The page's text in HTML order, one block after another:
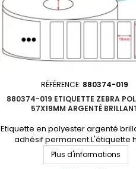
RÉFÉRENCE: 880374-019
880374-019 ETIQUETTE ZEBRA
57X19MM ARGENTÉ
Etiquette en polyester argenté
adhésif permanent.L'étiquette
performance par excellence.
57x19mmMatière : polyester
Plus d'informations